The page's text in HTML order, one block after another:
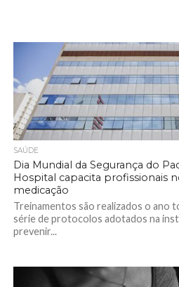
SAÚDE
Dia Mundial da Segurança do
Hospital capacita profissionais
medicação
Treinamentos são realizados o ano
série de protocolos adotados na
prevenir...